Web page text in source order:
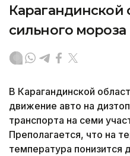
Карагандинской
сильного мороза
В Карагандинской
движение авто на
транспорта на семи
Преполагается, что на
температура понизится